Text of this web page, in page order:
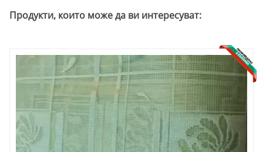
Продукти, които може да ви интересуват: